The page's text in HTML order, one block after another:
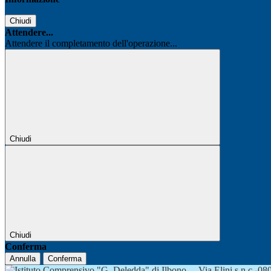
Chiudi
Attendere...
Attendere il completamento dell'operazione...
Chiudi
Chiudi
Conferma
Annulla Conferma